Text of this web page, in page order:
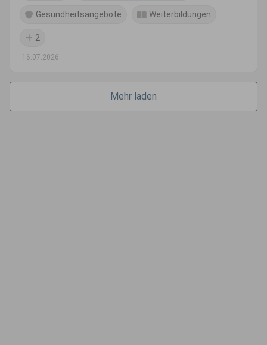
Gesundheitsangebote Weiterbildungen
2
16.07.2026
Mehr laden